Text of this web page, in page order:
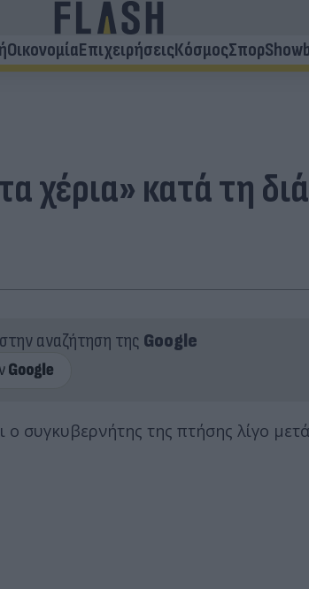
ΟικονομίαΕπιχειρήσειςΚόσμοςΣπορ
χέρια» κατά τη
αναζήτηση της Google
συγκυβερνήτης της πτήσης λίγο